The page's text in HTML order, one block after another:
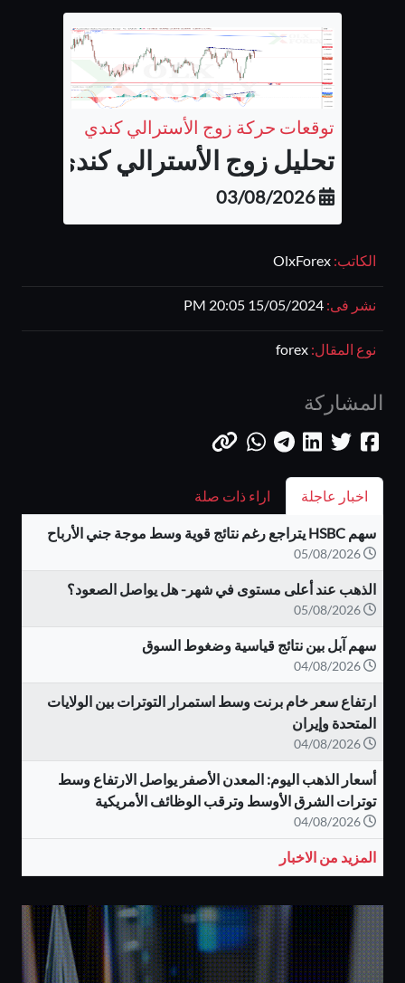
الكاتب: OlxForex
نشر فى: 15/05/2024 20:05 PM
نوع المقال: forex
المشاركة
اخبار عاجلة اراء ذات صلة
سهم HSBC يتراجع رغم نتائج قوية وسط موجة جني الأرباح
الذهب عند أعلى مستوى في شهر- هل يواصل الصعود؟
سهم آبل بين نتائج قياسية وضغوط السوق
ارتفاع سعر خام برنت وسط استمرار التوترات بين الولايات
المتحدة وإيران
أسعار الذهب اليوم: المعدن الأصفر يواصل الارتفاع وسط
توترات الشرق الأوسط وترقب الوظائف الأمريكية
المزيد من الاخبار
توقعات حركة زوج الأسترالي كندي
تحليل زوج الأسترالي كندي...
03/08/2026